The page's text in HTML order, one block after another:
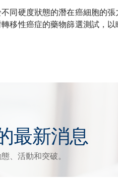
同硬度狀態的潛在癌細胞的
移性癌症的藥物篩選測試，
最新消息
、活動和突破。